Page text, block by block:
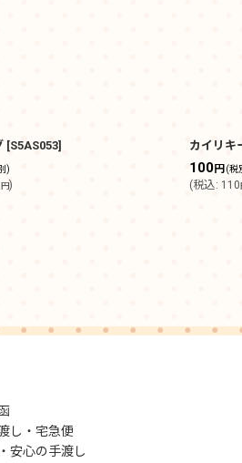
[S5AS053]
)
円)
カイリキ
100円(税
(税込: 110
し・宅急便
安心の手渡し